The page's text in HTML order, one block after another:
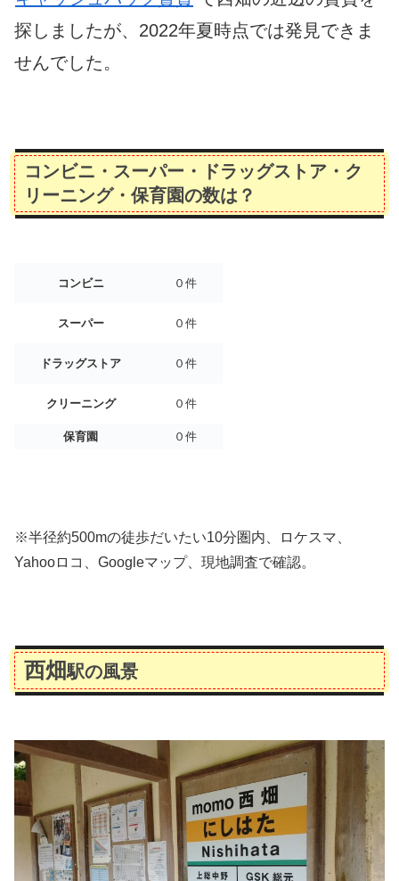
探しましたが、2022年夏時点では発見できま
せんでした。
コンビニ・スーパー・ドラッグストア・ク
リーニング・保育園の数は？
コンビニ ０件
スーパー ０件
ドラッグストア ０件
クリーニング ０件
保育園 ０件
※半径約500mの徒歩だいたい10分圏内、ロケスマ、
Yahooロコ、Googleマップ、現地調査で確認。
西畑駅の風景